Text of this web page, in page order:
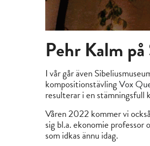
Pehr Kalm
I vår går även
kompositionstävlingVox
resulterar i en stämningsfull
Våren 2022 kommer vi
sig bl.a. ekonomie
som idkas ännu idag.